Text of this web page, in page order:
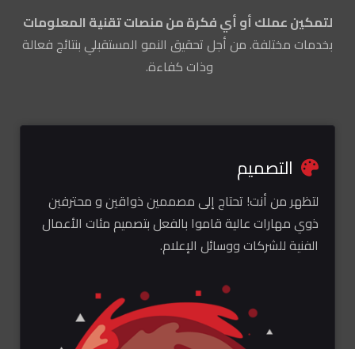
لتمكين عملك أو أي فكرة من منصات تقنية المعلومات
بخدمات مختلفة. من أجل تحقيق النمو المستقبلي بنتائج فعالة
وذات كفاءة.
التصميم
من أنت! تحتاج إلى مصممين ذواقين و محترفين
مهارات عالية قاموا بالفعل بتصميم مئات الأعمال
للشركات ووسائل الإعلام.